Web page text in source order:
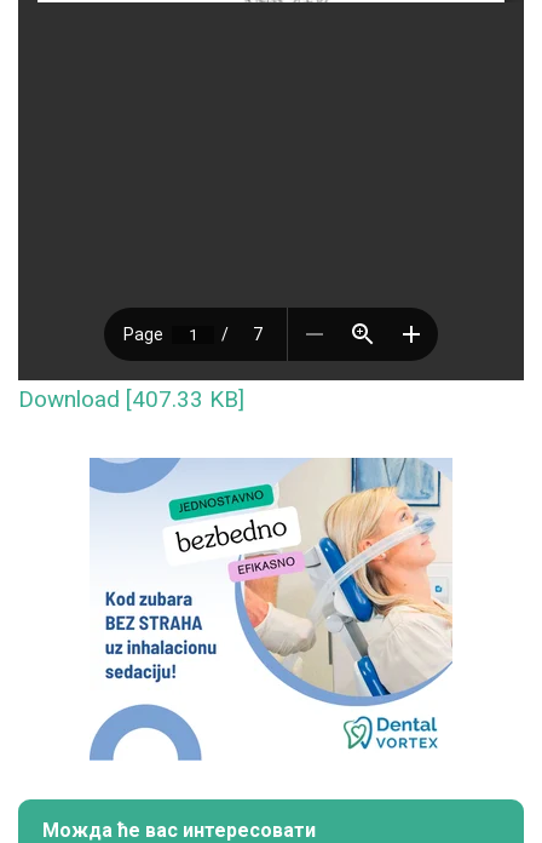
Download [407.33 KB]
Можда ће вас интересовати